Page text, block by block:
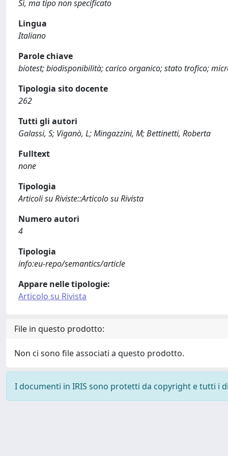
Sì, ma tipo non specificato
Lingua
Italiano
Parole chiave
biotest; biodisponibilità; carico organico; stato trofico;
Tipologia sito docente
262
Tutti gli autori
Galassi, S; Viganò, L; Mingazzini, M; Bettinetti, Roberta
Fulltext
none
Tipologia
Articoli su Riviste::Articolo su Rivista
Numero autori
4
Tipologia
info:eu-repo/semantics/article
Appare nelle tipologie:
Articolo su Rivista
File in questo prodotto:
Non ci sono file associati a questo prodotto.
I documenti in IRIS sono protetti da copyright e tutti i